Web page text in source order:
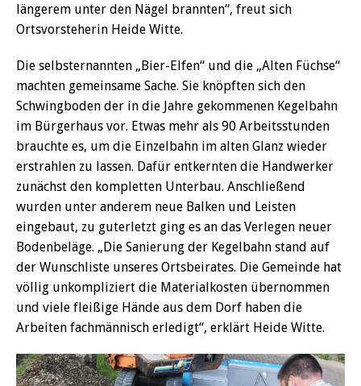
längerem unter den Nägel brannten“, freut sich
Ortsvorsteherin Heide Witte.
Die selbsternannten „Bier-Elfen“ und die „Alten Füchse“
machten gemeinsame Sache. Sie knöpften sich den
Schwingboden der in die Jahre gekommenen Kegelbahn
im Bürgerhaus vor. Etwas mehr als 90 Arbeitsstunden
brauchte es, um die Einzelbahn im alten Glanz wieder
erstrahlen zu lassen. Dafür entkernten die Handwerker
zunächst den kompletten Unterbau. Anschließend
wurden unter anderem neue Balken und Leisten
eingebaut, zu guterletzt ging es an das Verlegen neuer
Bodenbeläge. „Die Sanierung der Kegelbahn stand auf
der Wunschliste unseres Ortsbeirates. Die Gemeinde hat
völlig unkompliziert die Materialkosten übernommen
und viele fleißige Hände aus dem Dorf haben die
Arbeiten fachmännisch erledigt“, erklärt Heide Witte.